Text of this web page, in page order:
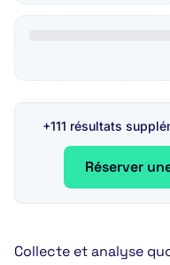
+111 résultats
Réserver
Collecte et analyse